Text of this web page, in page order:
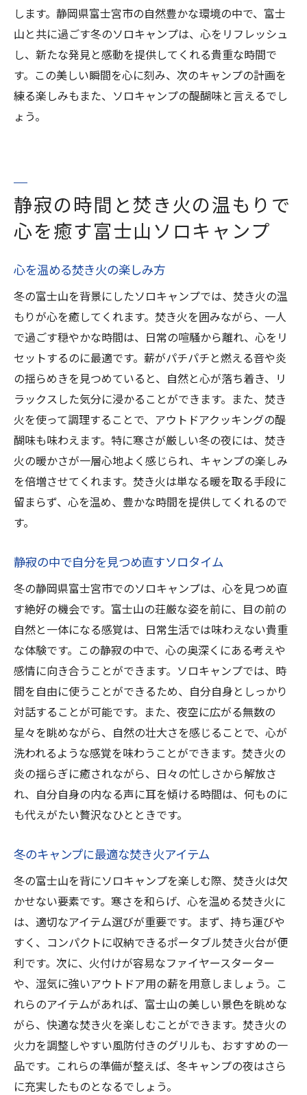
します。静岡県富士宮市の自然豊かな環境の中で、富士
山と共に過ごす冬のソロキャンプは、心をリフレッシュ
し、新たな発見と感動を提供してくれる貴重な時間で
す。この美しい瞬間を心に刻み、次のキャンプの計画を
練る楽しみもまた、ソロキャンプの醍醐味と言えるでし
ょう。
静寂の時間と焚き火の温もりで
心を癒す富士山ソロキャンプ
心を温める焚き火の楽しみ方
冬の富士山を背景にしたソロキャンプでは、焚き火の温
もりが心を癒してくれます。焚き火を囲みながら、一人
で過ごす穏やかな時間は、日常の喧騒から離れ、心をリ
セットするのに最適です。薪がパチパチと燃える音や炎
の揺らめきを見つめていると、自然と心が落ち着き、リ
ラックスした気分に浸かることができます。また、焚き
火を使って調理することで、アウトドアクッキングの醍
醐味も味わえます。特に寒さが厳しい冬の夜には、焚き
火の暖かさが一層心地よく感じられ、キャンプの楽しみ
を倍増させてくれます。焚き火は単なる暖を取る手段に
留まらず、心を温め、豊かな時間を提供してくれるので
す。
静寂の中で自分を見つめ直すソロタイム
冬の静岡県富士宮市でのソロキャンプは、心を見つめ直
す絶好の機会です。富士山の荘厳な姿を前に、目の前の
自然と一体になる感覚は、日常生活では味わえない貴重
な体験です。この静寂の中で、心の奥深くにある考えや
感情に向き合うことができます。ソロキャンプでは、時
間を自由に使うことができるため、自分自身としっかり
対話することが可能です。また、夜空に広がる無数の
星々を眺めながら、自然の壮大さを感じることで、心が
洗われるような感覚を味わうことができます。焚き火の
炎の揺らぎに癒されながら、日々の忙しさから解放さ
れ、自分自身の内なる声に耳を傾ける時間は、何ものに
も代えがたい贅沢なひとときです。
冬のキャンプに最適な焚き火アイテム
冬の富士山を背にソロキャンプを楽しむ際、焚き火は欠
かせない要素です。寒さを和らげ、心を温める焚き火に
は、適切なアイテム選びが重要です。まず、持ち運びや
すく、コンパクトに収納できるポータブル焚き火台が便
利です。次に、火付けが容易なファイヤースターター
や、湿気に強いアウトドア用の薪を用意しましょう。こ
れらのアイテムがあれば、富士山の美しい景色を眺めな
がら、快適な焚き火を楽しむことができます。焚き火の
火力を調整しやすい風防付きのグリルも、おすすめの一
品です。これらの準備が整えば、冬キャンプの夜はさら
に充実したものとなるでしょう。